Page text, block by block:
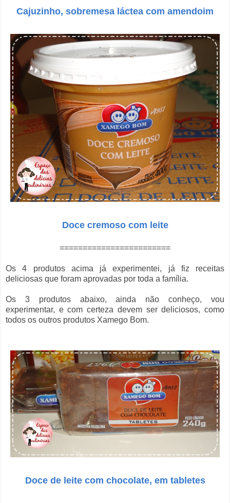
Cajuzinho, sobremesa láctea com amendoim
Doce cremoso com leite
========================
Os 4 produtos acima já experimentei, já fiz receitas
deliciosas que foram aprovadas por toda a família.
Os 3 produtos abaixo, ainda não conheço, vou
experimentar, e com certeza devem ser deliciosos, como
todos os outros produtos Xamego Bom.
Doce de leite com chocolate, em tabletes